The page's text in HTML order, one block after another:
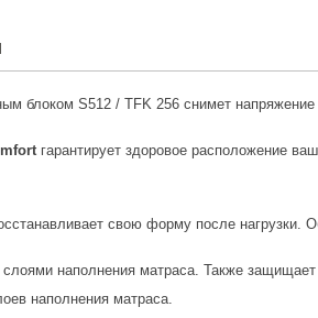
блоком S512 / TFK 256 снимет
гарантирует здоровое расположение
свою форму после
наполнения матраса. Также защищает
наполнения матраса.